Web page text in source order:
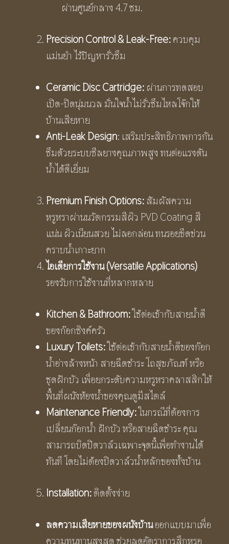
ผ่านศูนย์กลาง 4.7 ซม.
Precision Control & Leak-Free:ควบคุม
แม่นยำ ไร้ปัญหารั่วซึม
Ceramic Disc Cartridge: ผ่านการทดสอบ
เปิด-ปิดนุ่มนวล มั่นใจน้ำไม่รั่วซึมไหลโจ๊กให้
บ้านเสียหาย
Anti-Leak Design: เสริมประสิทธิภาพการกัน
ซึมด้วยระบบซีลยางคุณภาพสูง ทนต่อแรงดัน
น้ำได้ดีเยี่ยม
Premium Finish Options:สัมผัสความ
หรูหราผ่านนวัตกรรมสีผิว PVD Coating สี
แน่น ผิวเนียนสวย ไม่ลอกล่อน ทนรอยขีดข่วน
คราบน้ำเกาะยาก
ไอเดียการใช้งาน (Versatile Applications)
รองรับการใช้งานที่หลากหลาย
Kitchen & Bathroom:ใช้ต่อเข้ากับสายน้ำดี
ของก๊อกซิงค์ครัว
Luxury Toilets:ใช้ต่อเข้ากับสายน้ำดีของก๊อก
น้ำอ่างล้างหน้า สายฉีดชำระ โถสุขภัณฑ์ หรือ
ชุดฝักบัว เพื่อยกระดับความหรูหราคลาสสิกให้
พื้นที่ผนังห้องน้ำของคุณดูมีสไตล์
Maintenance Friendly:ในกรณีที่ต้องการ
เปลี่ยนก๊อกน้ำ ฝักบัว หรือสายฉีดชำระ คุณ
สามารถบิดปิดวาล์วเฉพาะจุดนี้เพื่อทำงานได้
ทันที โดยไม่ต้องปิดวาล์วน้ำหลักของทั้งบ้าน
Installation:ติดตั้งง่าย
ลดความเสียหายของผนังบ้านออกแบบมาเพื่อ
ความทนทานสูงสุด ช่วยลดอัตราการสึกหรอ